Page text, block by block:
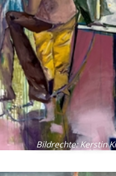
Bildrechte:Kerstin